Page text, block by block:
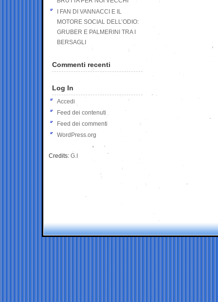
I FAN DI VANNACCI E IL
MOTORE SOCIAL DELL’ODIO:
GRUBER E PALMERINI TRA I
BERSAGLI
Commenti recenti
Log In
Accedi
Feed dei contenuti
Feed dei commenti
WordPress.org
Credits: G.I